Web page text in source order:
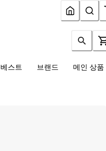
베스트 브랜드 메인 상품